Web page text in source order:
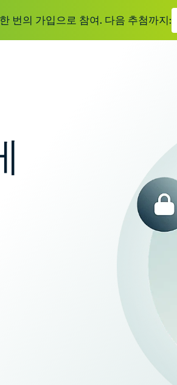
번의 가입으로 참여. 다음 추첨까지:
ExpressKeys
모든 비밀번호
와 결제 정보 등
을 무제한으로
터링, 데이